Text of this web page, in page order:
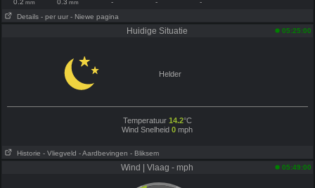
0.2 mm 0.3 mm - -
-
Details - per uur - Niewe pagina
Huidige Situatie 05:25:00
Helder
Temperatuur 14.2°C
Wind Snelheid 0 mph
Historie - Vliegveld - Aardbevingen - Bliksem
Wind | Vlaag - mph 05:49:00